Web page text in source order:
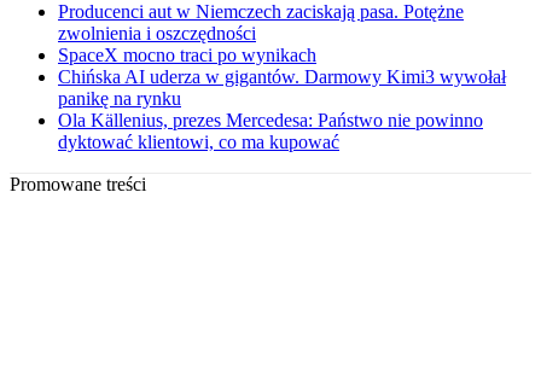
Producenci aut w Niemczech zaciskają pasa. Potężne
zwolnienia i oszczędności
SpaceX mocno traci po wynikach
Chińska AI uderza w gigantów. Darmowy Kimi3 wywołał
panikę na rynku
Ola Källenius, prezes Mercedesa: Państwo nie powinno
dyktować klientowi, co ma kupować
Promowane treści